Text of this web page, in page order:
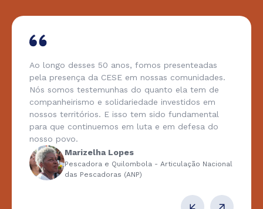
Ao longo desses 50 anos, fomos presenteadas
pela presença da CESE em nossas comunidades.
Nós somos testemunhas do quanto ela tem de
companheirismo e solidariedade investidos em
nossos territórios. E isso tem sido fundamental
para que continuemos em luta e em defesa do
nosso povo.
Marizelha Lopes
Pescadora e Quilombola - Articulação Nacional
das Pescadoras (ANP)